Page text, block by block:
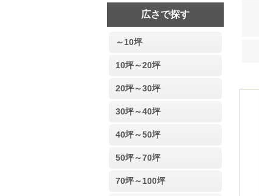
広さで探す
～10坪
10坪～20坪
20坪～30坪
30坪～40坪
40坪～50坪
50坪～70坪
70坪～100坪